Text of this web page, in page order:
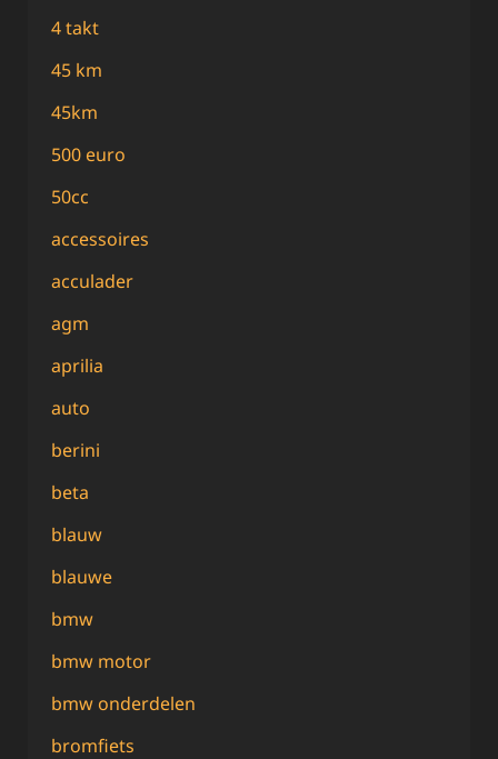
4 takt
45 km
45km
500 euro
50cc
accessoires
acculader
agm
aprilia
auto
berini
beta
blauw
blauwe
bmw
bmw motor
bmw onderdelen
bromfiets